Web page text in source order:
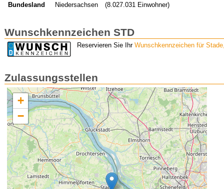
Bundesland
Niedersachsen (8.027.031 Einwohner)
Wunschkennzeichen STD
Reservieren Sie Ihr Wunschkennzeichen für
Zulassungsstellen
+
−